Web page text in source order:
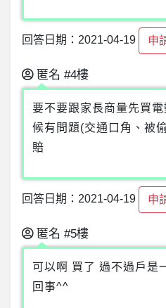
回答日期：2021-04-19 申
匿名 #4樓
要不要跟家長商量先買
候有問題(交通口角、被
賠
回答日期：2021-04-19 申
匿名 #5樓
可以啊 買了 過不過戶是
回事^^